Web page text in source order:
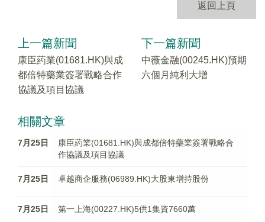
返回上頁
上一篇新聞
康臣葯業(01681.HK)與成
都倍特藥業簽署戰略合作
協議及項目協議
下一篇新聞
中薇金融(00245.HK)預期
六個月純利大增
相關文章
7月25日
康臣葯業(01681.HK)與成都倍特藥業簽署戰略合
作協議及項目協議
7月25日 卓越商企服務(06989.HK)大股東增持股份
7月25日 第一上海(00227.HK)5供1集資7660萬